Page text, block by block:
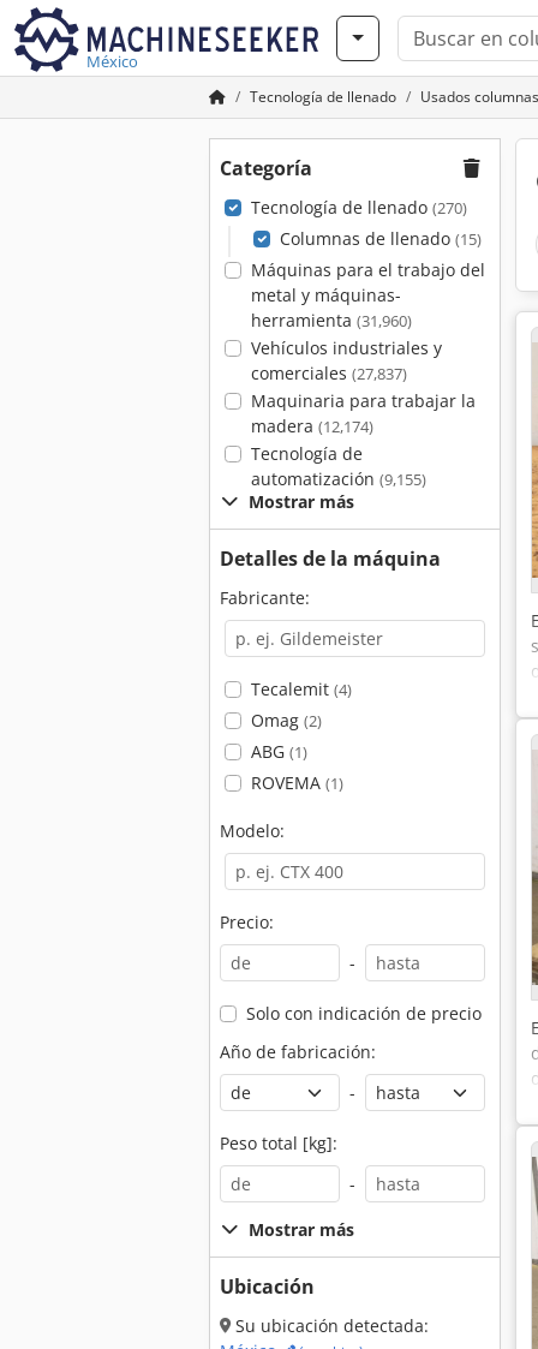
México
Tecnología de llenado Usados
Categoría
Tecnología de llenado (270)
Columnas de llenado (15)
Máquinas para el trabajo del
metal y máquinas-
herramienta (31,960)
Vehículos industriales y
comerciales (27,837)
Maquinaria para trabajar la
madera (12,174)
Tecnología de
automatización (9,155)
Mostrar más
Detalles de la máquina
Fabricante:
Tecalemit (4)
Omag (2)
ABG (1)
ROVEMA (1)
Modelo:
Precio:
-
Solo con indicación de precio
Año de fabricación:
-
Peso total [kg]:
-
Mostrar más
Ubicación
Su ubicación detectada: